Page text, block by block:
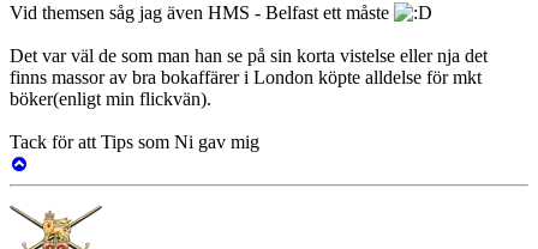
Vid themsen såg jag även HMS - Belfast ett måste
Det var väl de som man han se på sin korta vistelse eller nja det
finns massor av bra bokaffärer i London köpte alldelse för mkt
böker(enligt min flickvän).
Tack för att Tips som Ni gav mig